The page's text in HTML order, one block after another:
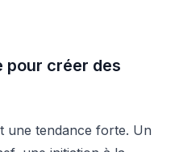
pour créer des
une tendance forte. Un